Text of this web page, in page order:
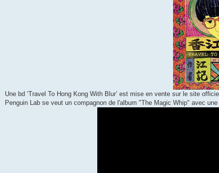
Une bd ‘Travel To Hong Kong With Blur’ est mise en vente sur le site
Penguin Lab se veut un compagnon de l'album "The Magic Whip" avec